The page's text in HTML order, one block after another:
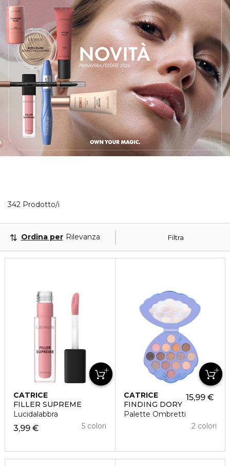
342 Prodotto/i
Filtra
Ordina per Rilevanza
CATRICE
FILLER SUPREME
Lucidalabbra
3,99 € 5 colori
CATRICE
FINDING DORY
Palette Ombretti
15,99 €
2 colori